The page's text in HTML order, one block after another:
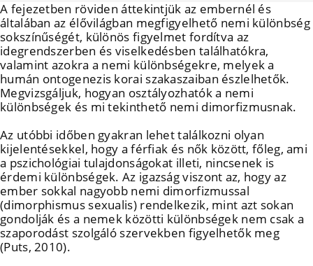
A fejezetben röviden áttekintjük az embernél és
általában az élővilágban megfigyelhető nemi különbség
sokszínűségét, különös figyelmet fordítva az
idegrendszerben és viselkedésben találhatókra,
valamint azokra a nemi különbségekre, melyek a
humán ontogenezis korai szakaszaiban észlelhetők.
Megvizsgáljuk, hogyan osztályozhatók a nemi
különbségek és mi tekinthető nemi dimorfizmusnak.
Az utóbbi időben gyakran lehet találkozni olyan
kijelentésekkel, hogy a férfiak és nők között, főleg, ami
a pszichológiai tulajdonságokat illeti, nincsenek is
érdemi különbségek. Az igazság viszont az, hogy az
ember sokkal nagyobb nemi dimorfizmussal
(dimorphismus sexualis) rendelkezik, mint azt sokan
gondolják és a nemek közötti különbségek nem csak a
szaporodást szolgáló szervekben figyelhetők meg
(Puts, 2010).